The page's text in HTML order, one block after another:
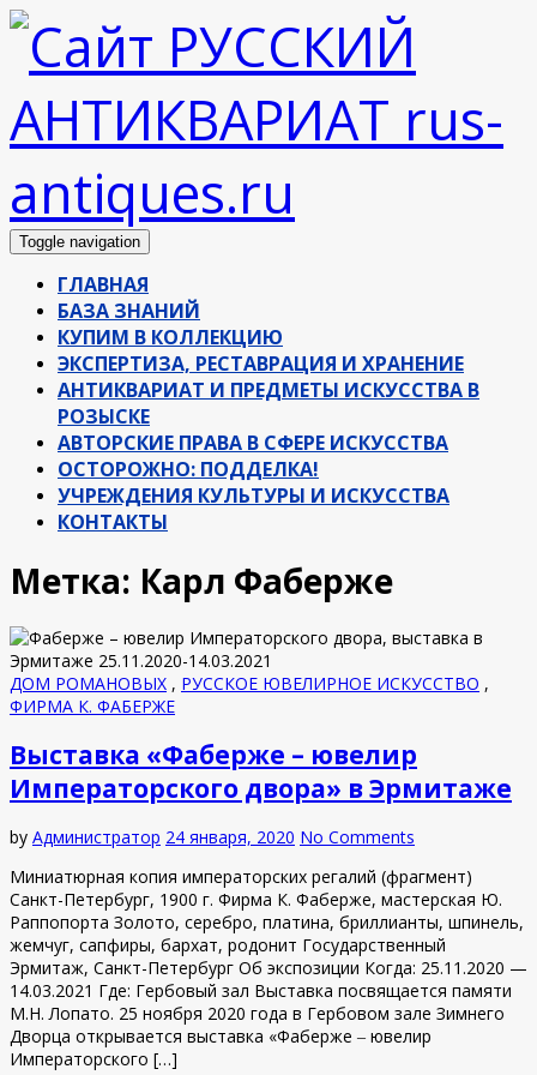
Toggle navigation
ГЛАВНАЯ
БАЗА ЗНАНИЙ
КУПИМ В КОЛЛЕКЦИЮ
ЭКСПЕРТИЗА, РЕСТАВРАЦИЯ И ХРАНЕНИЕ
АНТИКВАРИАТ И ПРЕДМЕТЫ ИСКУССТВА В
РОЗЫСКЕ
АВТОРСКИЕ ПРАВА В СФЕРЕ ИСКУССТВА
ОСТОРОЖНО: ПОДДЕЛКА!
УЧРЕЖДЕНИЯ КУЛЬТУРЫ И ИСКУССТВА
КОНТАКТЫ
Метка: Карл Фаберже
ДОМ РОМАНОВЫХ , РУССКОЕ ЮВЕЛИРНОЕ ИСКУССТВО ,
ФИРМА К. ФАБЕРЖЕ
Выставка «Фаберже – ювелир
Императорского двора» в Эрмитаже
by Администратор 24 января, 2020 No Comments
Миниатюрная копия императорских регалий (фрагмент)
Санкт-Петербург, 1900 г. Фирма К. Фаберже, мастерская Ю.
Раппопорта Золото, серебро, платина, бриллианты, шпинель,
жемчуг, сапфиры, бархат, родонит Государственный
Эрмитаж, Санкт-Петербург Об экспозиции Когда: 25.11.2020 —
14.03.2021 Где: Гербовый зал Выставка посвящается памяти
М.Н. Лопато. 25 ноября 2020 года в Гербовом зале Зимнего
Дворца открывается выставка «Фаберже ‒ ювелир
Императорского […]